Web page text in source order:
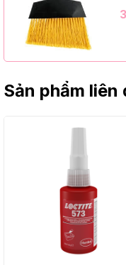
Sản phẩm liên